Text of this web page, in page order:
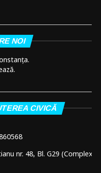
NOI
CIVICĂ
nr. 48, Bl. G29 (Complex